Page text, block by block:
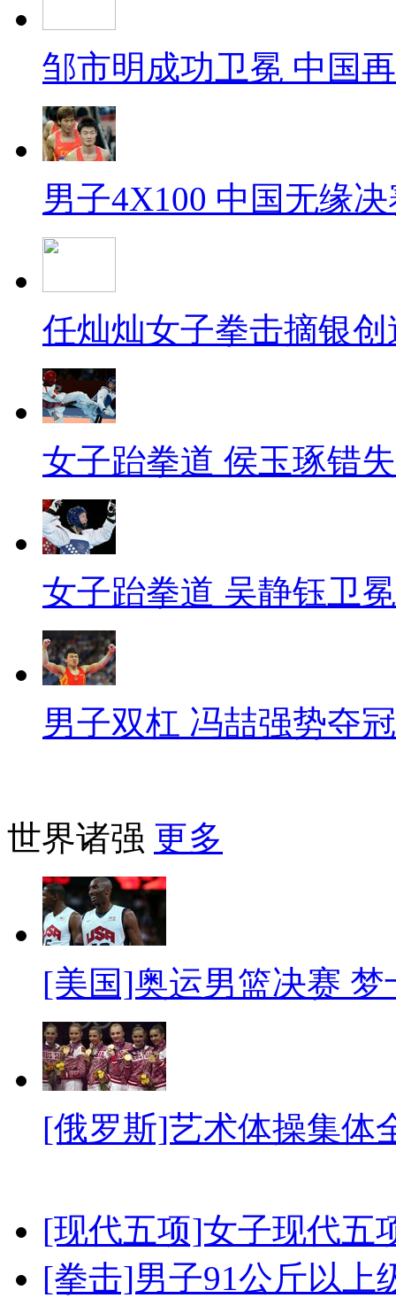
邹市明成功卫冕 中国
男子4X100 中国无缘
任灿灿女子拳击摘银
女子跆拳道 侯玉琢错
女子跆拳道 吴静钰卫冕
男子双杠 冯喆强势夺冠
世界诸强 更多
[美国]奥运男篮决赛
[俄罗斯]艺术体操集体
[现代五项]女子现代五
[拳击]男子91公斤以上